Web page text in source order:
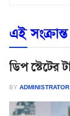
এই
ডিপ স্টেটের
BY ADMINISTRATOR